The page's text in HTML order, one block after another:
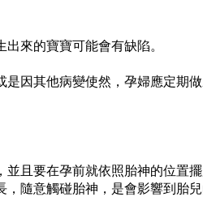
出來的寶寶可能會有缺陷。
因其他病變使然， 孕婦應定期
且要在孕前就依照胎神的位置擺
隨意觸碰胎神，是會影響到胎兒